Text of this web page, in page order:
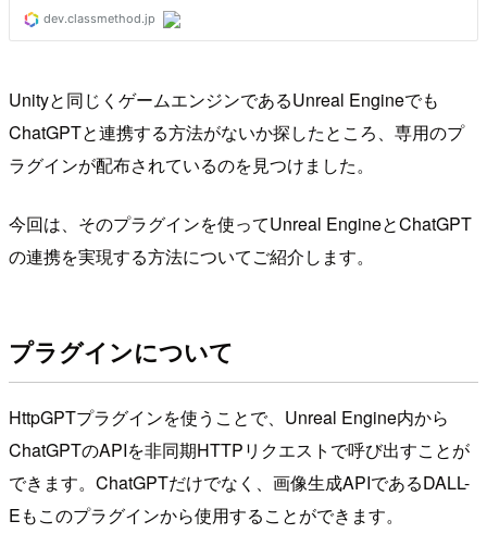
Unityと同じくゲームエンジンであるUnreal Engineでも
ChatGPTと連携する方法がないか探したところ、専用のプ
ラグインが配布されているのを見つけました。
今回は、そのプラグインを使ってUnreal EngineとChatGPT
の連携を実現する方法についてご紹介します。
プラグインについて
HttpGPTプラグインを使うことで、Unreal Engine内から
ChatGPTのAPIを非同期HTTPリクエストで呼び出すことが
できます。ChatGPTだけでなく、画像生成APIであるDALL-
Eもこのプラグインから使用することができます。